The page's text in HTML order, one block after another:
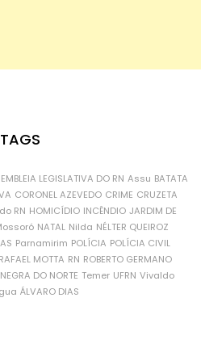
TAGS
LEGISLATIVA DO RN Assu BATATA
CORONEL AZEVEDO CRIME CRUZETA
RN HOMICÍDIO INCÊNDIO JARDIM DE
NATAL Nilda NÉLTER QUEIROZ
Parnamirim POLÍCIA POLÍCIA CIVIL
RAFAEL MOTTA RN ROBERTO GERMANO
DO NORTE Temer UFRN Vivaldo
ÁLVARO DIAS